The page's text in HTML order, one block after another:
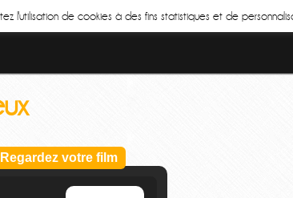
l'utilisation de cookies à des fins statistiques et de